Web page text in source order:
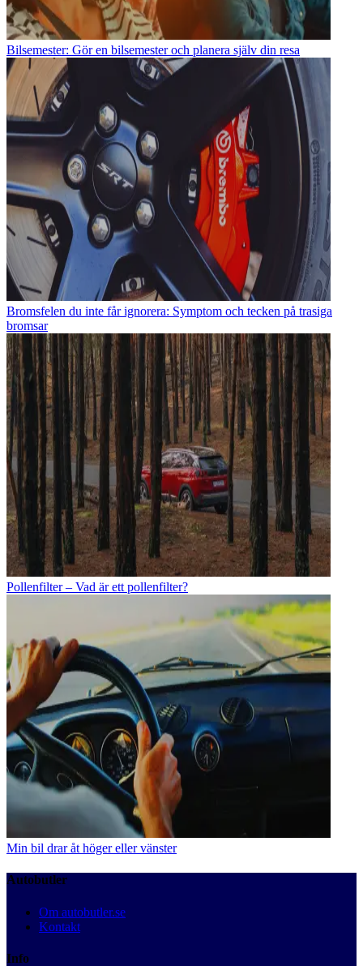
Bilsemester: Gör en bilsemester och planera själv din resa
Bromsfelen du inte får ignorera: Symptom och tecken på trasiga
bromsar
Pollenfilter – Vad är ett pollenfilter?
Min bil drar åt höger eller vänster
Autobutler
Om autobutler.se
Kontakt
Info